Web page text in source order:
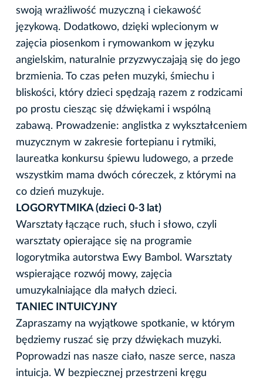
swoją wrażliwość muzyczną i ciekawość
językową. Dodatkowo, dzięki wplecionym w
zajęcia piosenkom i rymowankom w języku
angielskim, naturalnie przyzwyczajają się do jego
brzmienia. To czas pełen muzyki, śmiechu i
bliskości, który dzieci spędzają razem z rodzicami
po prostu ciesząc się dźwiękami i wspólną
zabawą. Prowadzenie: anglistka z wykształceniem
muzycznym w zakresie fortepianu i rytmiki,
laureatka konkursu śpiewu ludowego, a przede
wszystkim mama dwóch córeczek, z którymi na
co dzień muzykuje.
LOGORYTMIKA (dzieci 0-3 lat)
Warsztaty łączące ruch, słuch i słowo, czyli
warsztaty opierające się na programie
logorytmika autorstwa Ewy Bambol. Warsztaty
wspierające rozwój mowy, zajęcia
umuzykalniające dla małych dzieci.
TANIEC INTUICYJNY
Zapraszamy na wyjątkowe spotkanie, w którym
będziemy ruszać się przy dźwiękach muzyki.
Poprowadzi nas nasze ciało, nasze serce, nasza
intuicja. W bezpiecznej przestrzeni kręgu